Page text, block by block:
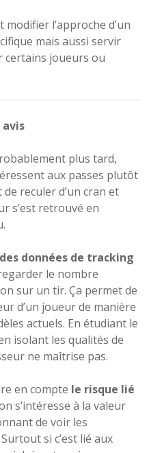
l’approche d’un
mais aussi servir
certains joueurs ou
plus tard,
aux passes plutôt
reculer d’un cran et
s’est retrouvé en
données de tracking
le nombre
sur un tir. Ça permet de
d’un joueur de manière
actuels. En étudiant le
isolant les qualités de
ne maîtrise pas.
en compte le risque lié
s’intéresse à la valeur
de voir les
si c’est lié aux